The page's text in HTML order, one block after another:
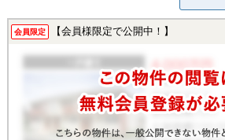
会員限定 【会員様限定で公開中！】